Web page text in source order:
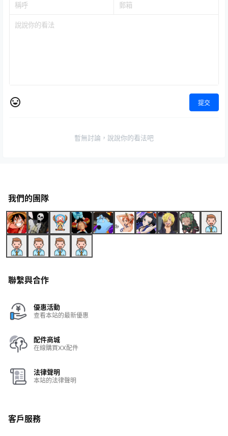
提交
暫無討論，說說你的看法吧
我們的團隊
聯繫與合作
優惠活動
查看本站的最新優惠
配件商城
在線購買XX配件
法律聲明
本站的法律聲明
客戶服務